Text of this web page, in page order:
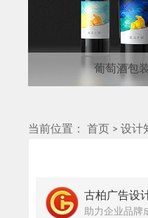
葡萄酒包
当前位置： 首页 >设计
古柏广告设
助力企业品牌